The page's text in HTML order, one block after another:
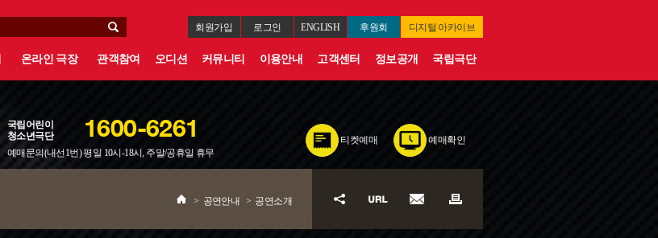
회원가입 로그인 ENGLISH 후원회 디지털 아카이브
온라인 극장 관객참여 오디션 커뮤니티 이용안내 고객센터 정보공개 국립극단
국립어린이
청소년극단
1600-6261
예매문의(내선1번) 평일 10시-18시, 주말/공휴일 휴무
티켓예매 예매확인
> 공연안내 > 공연소개